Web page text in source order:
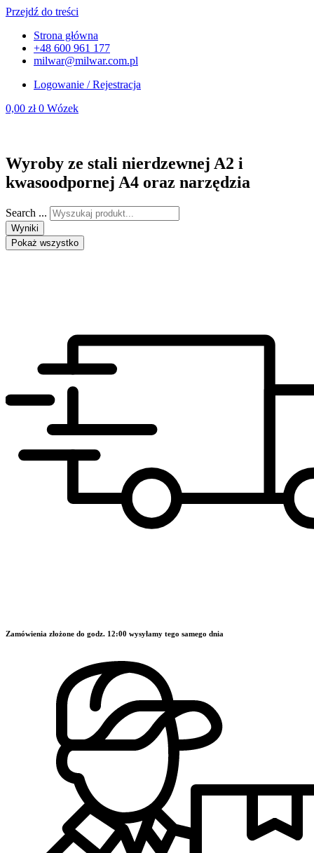
Przejdź do treści
Strona główna
+48 600 961 177
milwar@milwar.com.pl
Logowanie / Rejestracja
0,00 zł 0 Wózek
Wyroby ze stali nierdzewnej A2 i
kwasoodpornej A4 oraz narzędzia
Search ...
Wyniki
Pokaż wszystko
Zamówienia złożone do godz. 12:00 wysyłamy tego samego dnia